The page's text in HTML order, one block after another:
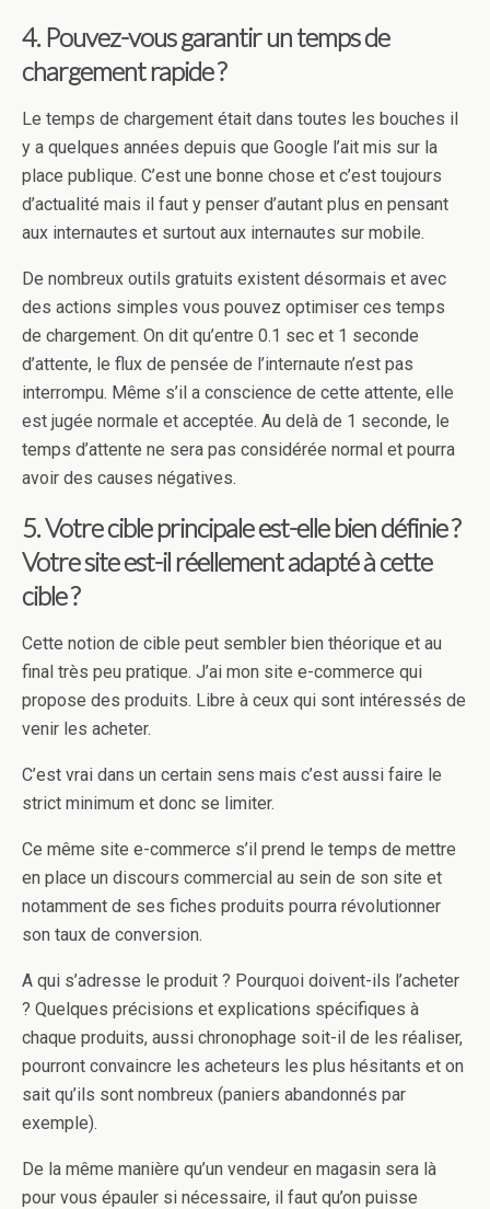
4. Pouvez-vous garantir un temps de
chargement rapide ?
Le temps de chargement était dans toutes les bouches il
y a quelques années depuis que Google l’ait mis sur la
place publique. C’est une bonne chose et c’est toujours
d’actualité mais il faut y penser d’autant plus en pensant
aux internautes et surtout aux internautes sur mobile.
De nombreux outils gratuits existent désormais et avec
des actions simples vous pouvez optimiser ces temps
de chargement. On dit qu’entre 0.1 sec et 1 seconde
d’attente, le flux de pensée de l’internaute n’est pas
interrompu. Même s’il a conscience de cette attente, elle
est jugée normale et acceptée. Au delà de 1 seconde, le
temps d’attente ne sera pas considérée normal et pourra
avoir des causes négatives.
5. Votre cible principale est-elle bien définie ?
Votre site est-il réellement adapté à cette
cible ?
Cette notion de cible peut sembler bien théorique et au
final très peu pratique. J’ai mon site e-commerce qui
propose des produits. Libre à ceux qui sont intéressés de
venir les acheter.
C’est vrai dans un certain sens mais c’est aussi faire le
strict minimum et donc se limiter.
Ce même site e-commerce s’il prend le temps de mettre
en place un discours commercial au sein de son site et
notamment de ses fiches produits pourra révolutionner
son taux de conversion.
A qui s’adresse le produit ? Pourquoi doivent-ils l’acheter
? Quelques précisions et explications spécifiques à
chaque produits, aussi chronophage soit-il de les réaliser,
pourront convaincre les acheteurs les plus hésitants et on
sait qu’ils sont nombreux (paniers abandonnés par
exemple).
De la même manière qu’un vendeur en magasin sera là
pour vous épauler si nécessaire, il faut qu’on puisse